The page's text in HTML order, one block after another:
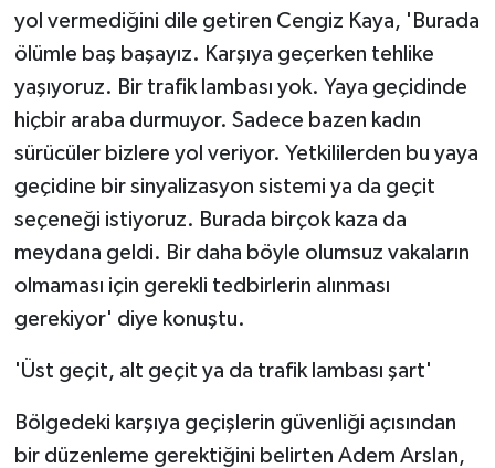
yol vermediğini dile getiren Cengiz Kaya, 'Burada
ölümle baş başayız. Karşıya geçerken tehlike
yaşıyoruz. Bir trafik lambası yok. Yaya geçidinde
hiçbir araba durmuyor. Sadece bazen kadın
sürücüler bizlere yol veriyor. Yetkililerden bu yaya
geçidine bir sinyalizasyon sistemi ya da geçit
seçeneği istiyoruz. Burada birçok kaza da
meydana geldi. Bir daha böyle olumsuz vakaların
olmaması için gerekli tedbirlerin alınması
gerekiyor' diye konuştu.
'Üst geçit, alt geçit ya da trafik lambası şart'
Bölgedeki karşıya geçişlerin güvenliği açısından
bir düzenleme gerektiğini belirten Adem Arslan,